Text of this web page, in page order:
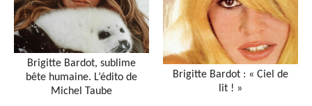
Brigitte Bardot, sublime
bête humaine. L’édito de
Michel Taube
Brigitte Bardot : « Ciel de
lit ! »